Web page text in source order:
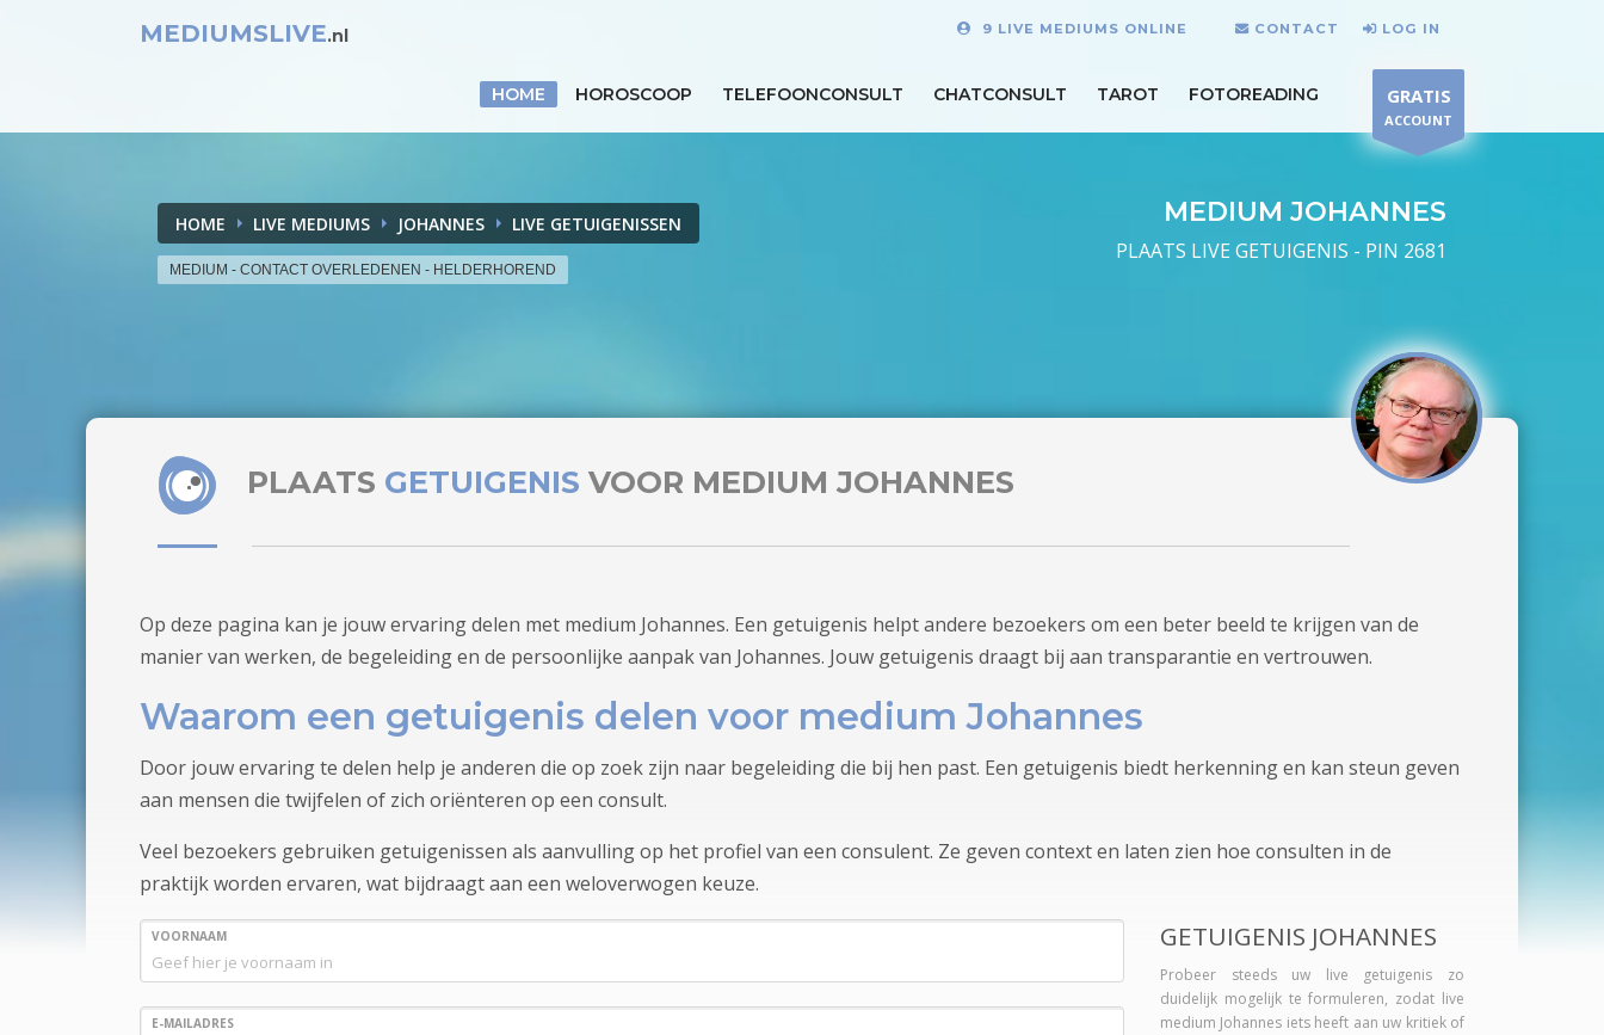
MEDIUMSLIVE.nl 9 LIVE MEDIUMS ONLINE CONTACT LOG IN
HOME HOROSCOOP TELEFOONCONSULT CHATCONSULT TAROT FOTOREADING GRATIS
ACCOUNT
HOME LIVE MEDIUMS JOHANNES LIVE GETUIGENISSEN
MEDIUM - CONTACT OVERLEDENEN - HELDERHOREND
MEDIUM JOHANNES
PLAATS LIVE GETUIGENIS - PIN 2681
PLAATS GETUIGENIS VOOR MEDIUM JOHANNES
Op deze pagina kan je jouw ervaring delen met medium Johannes. Een getuigenis helpt andere bezoekers om een beter beeld te krijgen van de
manier van werken, de begeleiding en de persoonlijke aanpak van Johannes. Jouw getuigenis draagt bij aan transparantie en vertrouwen.
Waarom een getuigenis delen voor medium Johannes
Door jouw ervaring te delen help je anderen die op zoek zijn naar begeleiding die bij hen past. Een getuigenis biedt herkenning en kan steun geven
aan mensen die twijfelen of zich oriënteren op een consult.
Veel bezoekers gebruiken getuigenissen als aanvulling op het profiel van een consulent. Ze geven context en laten zien hoe consulten in de
praktijk worden ervaren, wat bijdraagt aan een weloverwogen keuze.
VOORNAAM
E-MAILADRES
GETUIGENIS JOHANNES
Probeer steeds uw live getuigenis zo
duidelijk mogelijk te formuleren, zodat live
medium Johannes iets heeft aan uw kritiek of